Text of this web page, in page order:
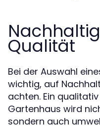
Qualität
Bei der Auswahl
wichtig, auf
achten. Ein
Gartenhaus wird
sondern auch